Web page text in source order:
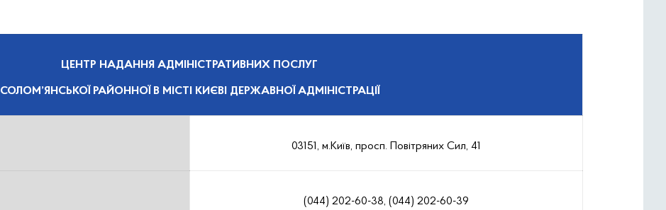
ЦЕНТР НАДАННЯ АДМІНІСТРАТИВНИХ ПОСЛУГ
СОЛОМ’ЯНСЬКОЇ РАЙОННОЇ В МІСТІ КИЄВІ ДЕРЖАВНОЇ АДМІНІСТРАЦІЇ
03151, м.Київ, просп. Повітряних Сил, 41
(044) 202-60-38, (044) 202-60-39